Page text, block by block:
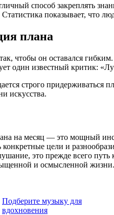
способ закреплять
показывает, что
плана
чтобы он оставался
один известный критик:
строго
искусства.
на месяц — это мощный
цели и
это прежде всего
и осмысленной жизни.
Подберите музыку для
вдохновения